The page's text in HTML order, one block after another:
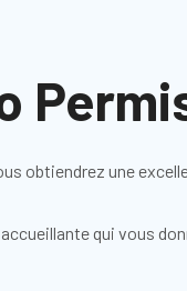
obtiendrez une
qui vous